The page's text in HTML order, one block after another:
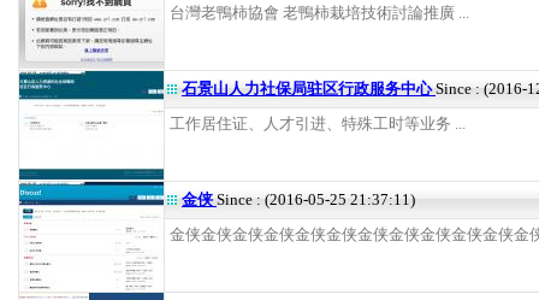
台灣老鴨柿協會 老鴨柿栽培技術討論推廣 ...
石景山人力社保局驻区行政服务中心Since : (2016-
工作居住证、人才引进、特殊工时等业务 ...
金侠Since : (2016-05-25 21:37:11)
金侠金侠金侠金侠金侠金侠金侠金侠金侠金侠金侠金